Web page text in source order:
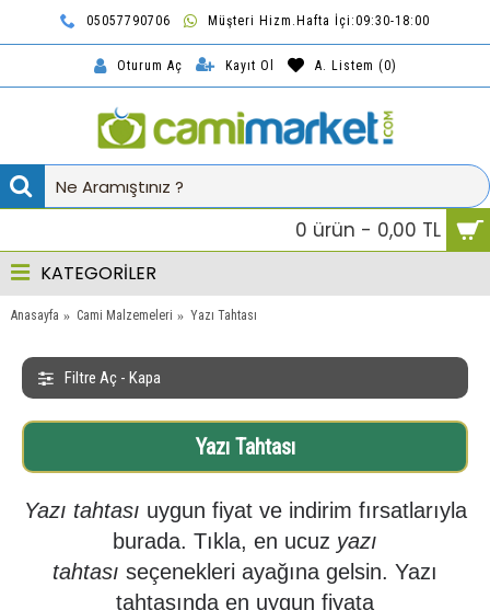
05057790706 Müşteri Hizm.Hafta İçi:09:30-18:00
Oturum Aç Kayıt Ol A. Listem (0)
0 ürün - 0,00 TL
KATEGORİLER
Anasayfa Cami Malzemeleri Yazı Tahtası
Filtre Aç - Kapa
Yazı Tahtası
Yazı tahtası uygun fiyat ve indirim fırsatlarıyla
burada. Tıkla, en ucuz yazı
tahtası seçenekleri ayağına gelsin. Yazı
tahtasında en uygun fiyata